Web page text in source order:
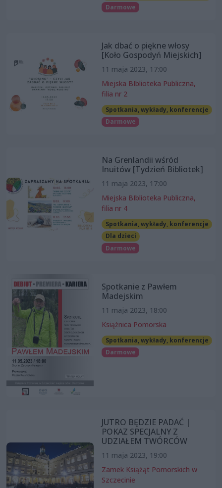
Darmowe
Jak dbać o piękne włosy
[Koło Gospodyń Miejskich]
11 maja 2023, 17:00
Miejska BIblioteka Publiczna,
filia nr 2
Spotkania, wykłady, konferencje
Darmowe
Na Grenlandii wśród
Inuitów [Tydzień Bibliotek]
11 maja 2023, 17:00
Miejska BIblioteka Publiczna,
filia nr 4
Spotkania, wykłady, konferencje
Dla dzieci
Darmowe
Spotkanie z Pawłem
Madejskim
11 maja 2023, 18:00
Książnica Pomorska
Spotkania, wykłady, konferencje
Darmowe
JUTRO BĘDZIE PADAĆ |
POKAZ SPECJALNY Z
UDZIAŁEM TWÓRCÓW
11 maja 2023, 19:00
Zamek Książąt Pomorskich w
Szczecinie